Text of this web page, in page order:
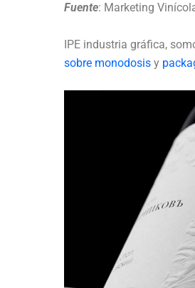
Fuente: Marketing
IPE industria gráfica,
sobre monodosis y